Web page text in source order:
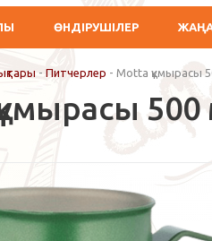
ӨНДІРУШІЛЕР
- Питчерлер - Motta құмырасы